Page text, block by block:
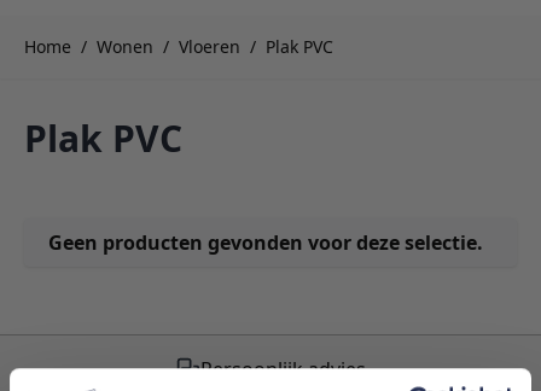
Home / Wonen / Vloeren / Plak PVC
Plak PVC
Geen producten gevonden voor deze selectie.
Persoonlijk advies